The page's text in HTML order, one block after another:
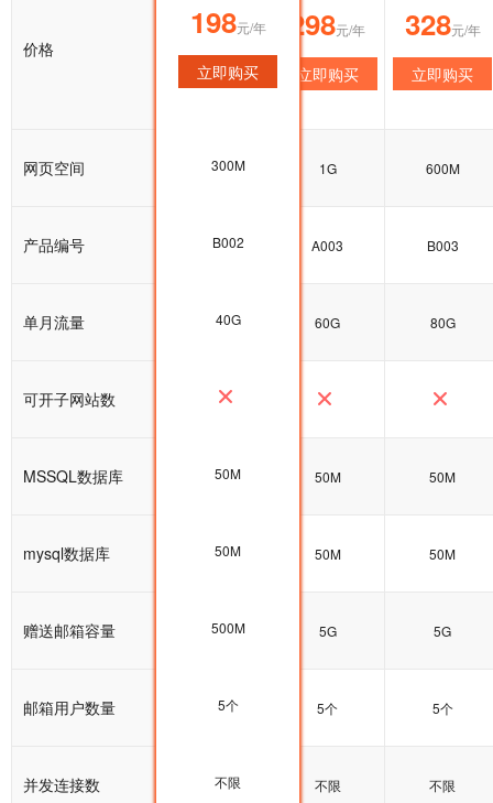
价格
198元/年
立即购买
298元/年
立即购买
328元/年
立即购买
网页空间 300M 1G 600M
产品编号 B002 A003 B003
单月流量 40G 60G 80G
可开子网站数
MSSQL数据库 50M 50M 50M
mysql数据库 100M 50M 50M
赠送邮箱容量 5G 5G 5G
邮箱用户数量 5个 5个 5个
并发连接数 不限 不限 不限
198元/年
立即购买
300M
B002
40G
50M
50M
500M
5个
不限